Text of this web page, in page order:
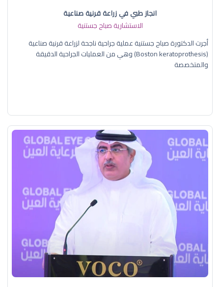
انجاز طبي في زراعة قرنية صناعية
الاستشارية صباح جستنية
أجرت الدكتورة صباح جستنية عملية جراحية ناجحة لزراعة قرنية صناعية
(Boston keratoprothesis) وهي من العمليات الجراحية الدقيقة
والمتخصصة